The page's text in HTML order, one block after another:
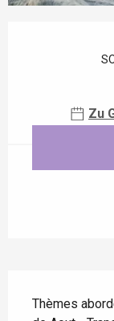
Zu
Thèmes